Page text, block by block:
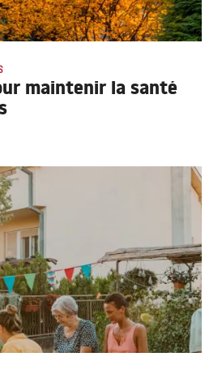
maintenir la santé